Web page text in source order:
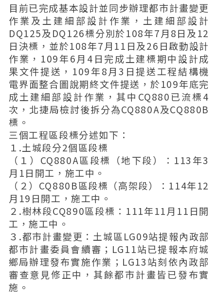
目前已完成基本設計並同步辦理都市計畫變更
作業及土建細部設計作業，土建細部設計
DQ125及DQ126標分別於108年7月8日及12
日決標，並於108年7月11日及26日啟動設計
作業，109年6月4日完成土建標期中設計成
果文件提送，109年8月3日提送工程結構機
電界面整合圖說期終文件提送，於109年底完
成土建細部設計作業，其中CQ880已流標4
次，北捷局檢討後拆分為CQ880A及CQ880B
標。
三個工程區段標分述如下：
１.土城段分2個區段標
（１）CQ880A區段標（地下段）：113年3
月1日開工，施工中。
（２）CQ880B區段標（高架段）：114年12
月19日開工，施工中。
２.樹林段CQ890區段標：111年11月11日開
工，施工中。
３.都市計畫變更：土城區LG09站提報內政部
都市計畫委員會續審；LG11站已提報本府城
鄉局辦理發布實施作業；LG13站刻依內政部
審查意見修正中，其餘都市計畫皆已發布實
施。